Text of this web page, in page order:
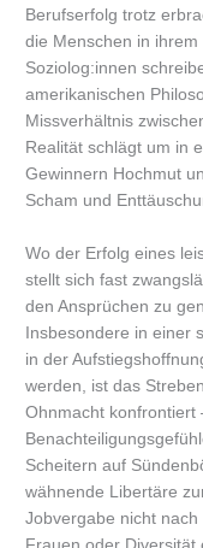
Berufserfolg trotz
die Menschen in ihrem
Soziolog:innen
amerikanischen
Missverhältnis
Realität schlägt um in
Gewinnern Hochmut
Scham und
Wo der Erfolg eines
stellt sich fast
den Ansprüchen zu
Insbesondere in einer
in der
werden, ist das
Ohnmacht konfrontiert
Scheitern auf
wähnende Libertäre
Jobvergabe nicht
Frauen oder Diversität